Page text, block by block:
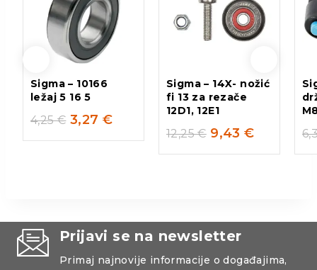
Sigma – 10166
ležaj 5 16 5
4,25€ 3,27 €
Sigma – 14X- nožić
fi 13 za rezače
12D1, 12E1
12,25€ 9,43€
Prijavi se na newsletter
Primaj najnovije informacije o događajima,